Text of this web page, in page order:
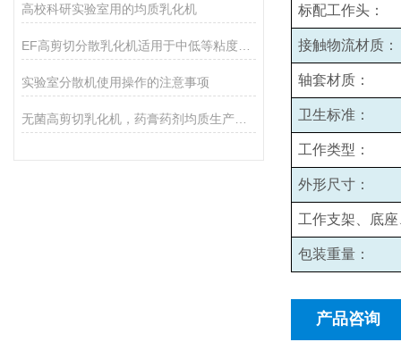
高校科研实验室用的均质乳化机
实验室分散机使用操作的注意事项
标配工作头：
接触物流材质：
轴套材质：
卫生标准：
工作类型：
外形尺寸：
工作支架、底
包装重量：
产品咨询